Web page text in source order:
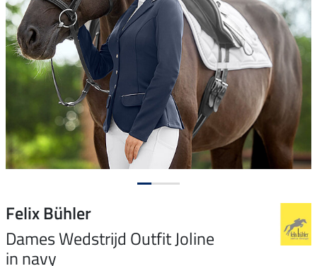
Felix Bühler
Dames Wedstrijd Outfit Joline
in navy